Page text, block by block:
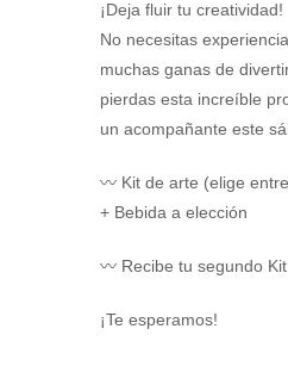
¡Deja fluir tu creatividad!
No necesitas
muchas ganas de
pierdas esta increíble
un acompañante este
〰 Kit de arte (elige
+ Bebida a elección
〰 Recibe tu segundo
¡Te esperamos!